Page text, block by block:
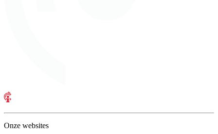
Onze websites